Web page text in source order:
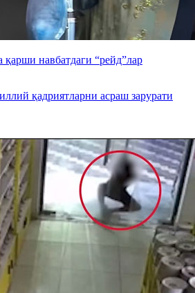
навбатдаги “рейд”лар
қадриятларни асраш зарурати